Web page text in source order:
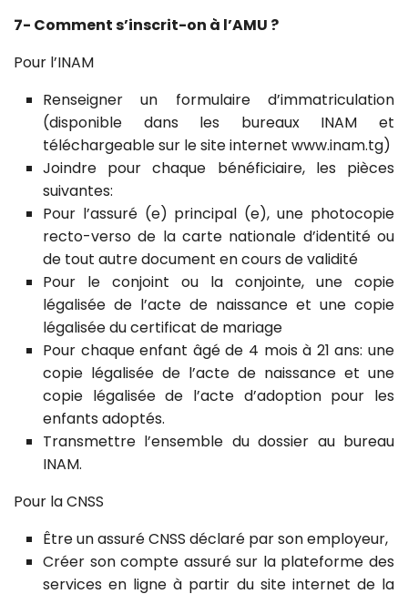
7- Comment s’inscrit-on à l’AMU ?
Pour l’INAM
Renseigner un formulaire d’immatriculation
(disponible dans les bureaux INAM et
téléchargeable sur le site internet www.inam.tg)
Joindre pour chaque bénéficiaire, les pièces
suivantes:
Pour l’assuré (e) principal (e), une photocopie
recto-verso de la carte nationale d’identité ou
de tout autre document en cours de validité
Pour le conjoint ou la conjointe, une copie
légalisée de l’acte de naissance et une copie
légalisée du certificat de mariage
Pour chaque enfant âgé de 4 mois à 21 ans: une
copie légalisée de l’acte de naissance et une
copie légalisée de l’acte d’adoption pour les
enfants adoptés.
Transmettre l’ensemble du dossier au bureau
INAM.
Pour la CNSS
Être un assuré CNSS déclaré par son employeur,
Créer son compte assuré sur la plateforme des
services en ligne à partir du site internet de la